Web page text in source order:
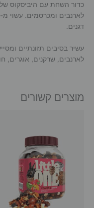
Farm
דגנים.
עשיר בסיבים תזונתיים
לארנבים, שרקנים, אוגרים, חולדות
מוצרים קשורים